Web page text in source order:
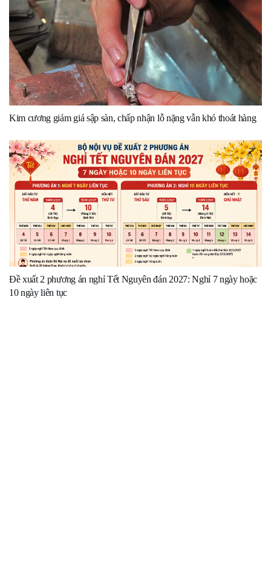
Kim cương giảm giá sập sàn, chấp nhận lỗ nặng vẫn khó thoát hàng
Đề xuất 2 phương án nghỉ Tết Nguyên đán 2027: Nghỉ 7 ngày hoặc
10 ngày liên tục